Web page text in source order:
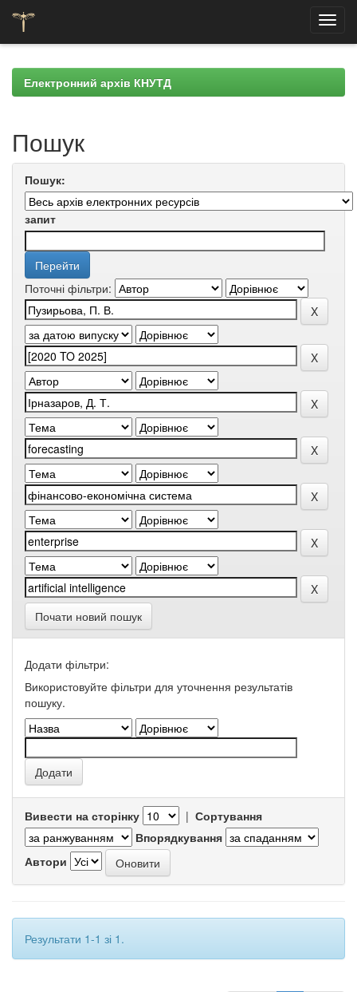
navigationЕлектронний архів КНУТД
Пошук
Пошук:
запит
Поточні фільтри:
Почати новий пошук
Додати фільтри:
Використовуйте фільтри для уточнення результатів
пошуку.
Вивести на сторінку | Сортування
Впорядкування
Автори
Результати 1-1 зі 1.